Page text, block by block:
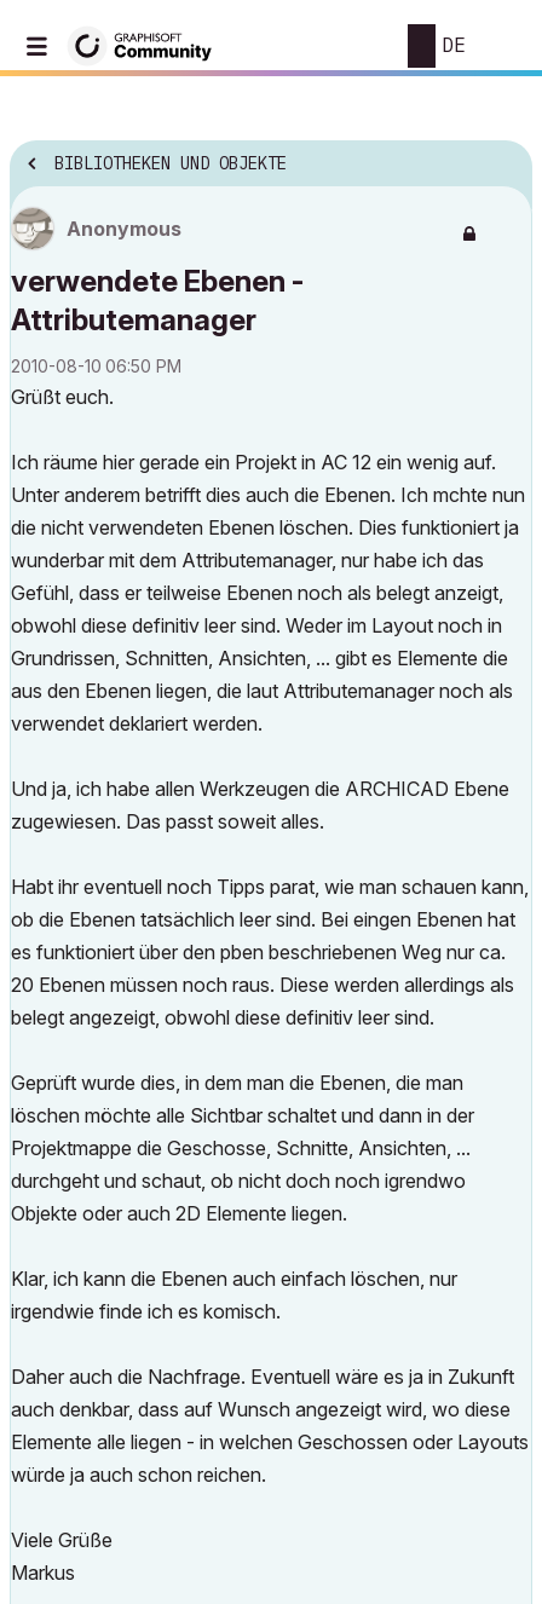
DE
BIBLIOTHEKEN UND OBJEKTE
Anonymous
verwendete Ebenen -
Attributemanager
‎2010-08-10 06:50 PM
Grüßt euch.
Ich räume hier gerade ein Projekt in AC 12 ein wenig auf.
Unter anderem betrifft dies auch die Ebenen. Ich mchte nun
die nicht verwendeten Ebenen löschen. Dies funktioniert ja
wunderbar mit dem Attributemanager, nur habe ich das
Gefühl, dass er teilweise Ebenen noch als belegt anzeigt,
obwohl diese definitiv leer sind. Weder im Layout noch in
Grundrissen, Schnitten, Ansichten, ... gibt es Elemente die
aus den Ebenen liegen, die laut Attributemanager noch als
verwendet deklariert werden.
Und ja, ich habe allen Werkzeugen die ARCHICAD Ebene
zugewiesen. Das passt soweit alles.
Habt ihr eventuell noch Tipps parat, wie man schauen kann,
ob die Ebenen tatsächlich leer sind. Bei eingen Ebenen hat
es funktioniert über den pben beschriebenen Weg nur ca.
20 Ebenen müssen noch raus. Diese werden allerdings als
belegt angezeigt, obwohl diese definitiv leer sind.
Geprüft wurde dies, in dem man die Ebenen, die man
löschen möchte alle Sichtbar schaltet und dann in der
Projektmappe die Geschosse, Schnitte, Ansichten, ...
durchgeht und schaut, ob nicht doch noch igrendwo
Objekte oder auch 2D Elemente liegen.
Klar, ich kann die Ebenen auch einfach löschen, nur
irgendwie finde ich es komisch.
Daher auch die Nachfrage. Eventuell wäre es ja in Zukunft
auch denkbar, dass auf Wunsch angezeigt wird, wo diese
Elemente alle liegen - in welchen Geschossen oder Layouts
würde ja auch schon reichen.
Viele Grüße
Markus